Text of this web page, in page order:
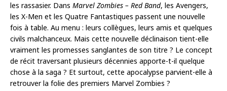
les rassasier. Dans Marvel Zombies – Red Band, les Avengers,
les X-Men et les Quatre Fantastiques passent une nouvelle
fois à table. Au menu : leurs collègues, leurs amis et quelques
civils malchanceux. Mais cette nouvelle déclinaison tient-elle
vraiment les promesses sanglantes de son titre ? Le concept
de récit traversant plusieurs décennies apporte-t-il quelque
chose à la saga ? Et surtout, cette apocalypse parvient-elle à
retrouver la folie des premiers Marvel Zombies ?